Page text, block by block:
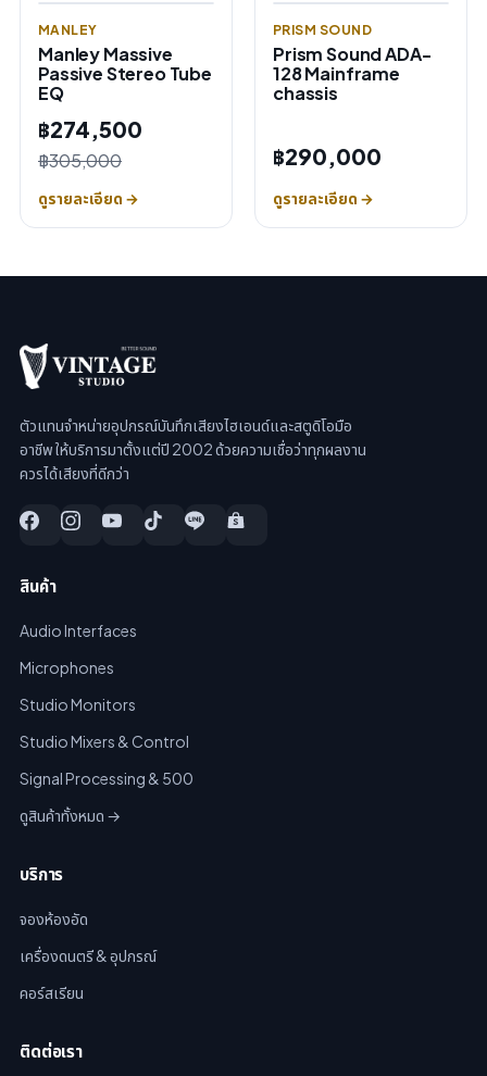
MANLEY
Manley Massive
Passive Stereo Tube
EQ
฿274,500
฿305,000
ดูรายละเอียด →
PRISM SOUND
Prism Sound ADA-
128 Mainframe
chassis
฿290,000
ดูรายละเอียด →
ตัวแทนจำหน่ายอุปกรณ์บันทึกเสียงไฮเอนด์และสตูดิโอมือ
อาชีพ ให้บริการมาตั้งแต่ปี 2002 ด้วยความเชื่อว่าทุกผลงาน
ควรได้เสียงที่ดีกว่า
สินค้า
Audio Interfaces
Microphones
Studio Monitors
Studio Mixers & Control
Signal Processing & 500
ดูสินค้าทั้งหมด →
บริการ
จองห้องอัด
เครื่องดนตรี & อุปกรณ์
คอร์สเรียน
ติดต่อเรา